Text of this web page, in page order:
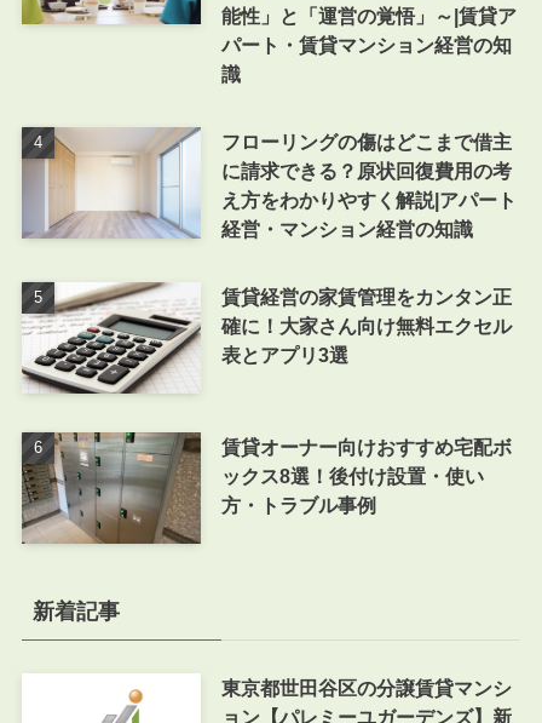
能性」と「運営の覚悟」～|賃貸ア
パート・賃貸マンション経営の知
識
フローリングの傷はどこまで借主
に請求できる？原状回復費用の考
え方をわかりやすく解説|アパート
経営・マンション経営の知識
賃貸経営の家賃管理をカンタン正
確に！大家さん向け無料エクセル
表とアプリ3選
賃貸オーナー向けおすすめ宅配ボ
ックス8選！後付け設置・使い
方・トラブル事例
新着記事
東京都世田谷区の分譲賃貸マンシ
ョン【パレミーユガーデンズ】新